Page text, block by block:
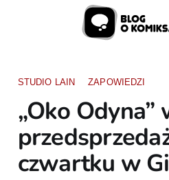
STUDIO LAIN ZAPOWIEDZI
„Oko Odyna”
czwartku w